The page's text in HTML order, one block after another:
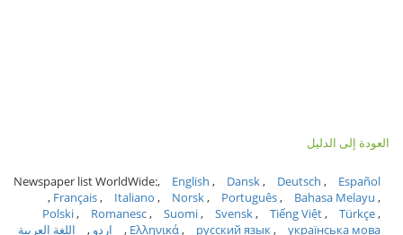
العودة إلى الدليل
Newspaper list WorldWide: English Dansk Deutsch
Español
Français
Italiano Norsk Português
Bahasa Melayu
Polski
Romanesc Suomi Svensk Tiếng Việt
Türkçe
Ελληνικά
русский язык українська мова اردو اللغة العربية